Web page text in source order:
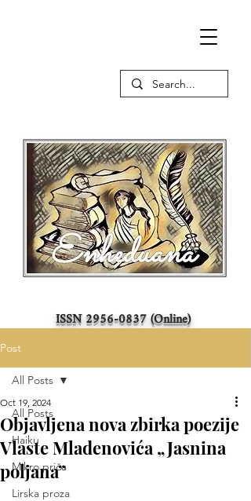
ISSN2956-0837(Online)
Post
All Posts
Haiku
Mikro priča
Lirska proza
All Posts
Objavljena nova zbirka poezije
Vlaste Mladenovića „Jasnina
poljana”
Oct 19, 2024